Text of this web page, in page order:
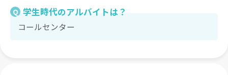
Q 学生時代のアルバイトは？
コールセンター